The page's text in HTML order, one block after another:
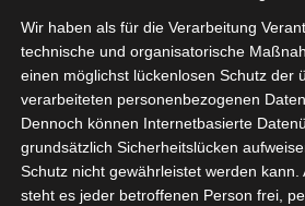
Meisterschaft Tunesien
| Spieltag 9
Halbzeit: 0-1
TV: Al
Avenir
Gabès (ASG)
Wir haben als für die Verarbeitung
technische und organisatorische
einen möglichst lückenlosen Schutz der
verarbeiteten personenbezogenen
Dennoch können Internetbasierte
grundsätzlich Sicherheitslücken
Schutz nicht gewährleistet werden kann.
steht es jeder betroffenen Person frei,